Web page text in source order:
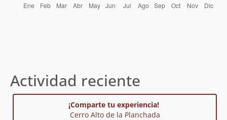
Actividad reciente
¡Comparte tu experiencia!
Cerro Alto de la Planchada